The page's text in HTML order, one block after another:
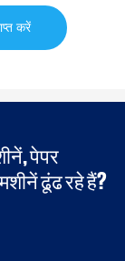
करें
पेपर
ढूंढ रहे हैं?